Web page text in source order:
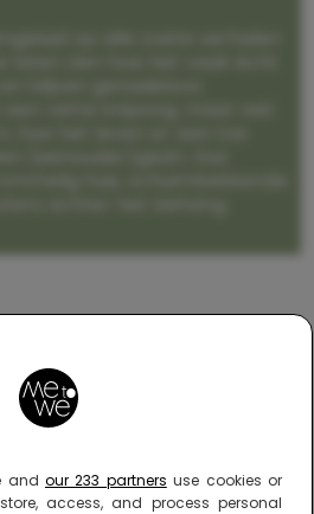
and our 233 partners use cookies or
access, and process personal